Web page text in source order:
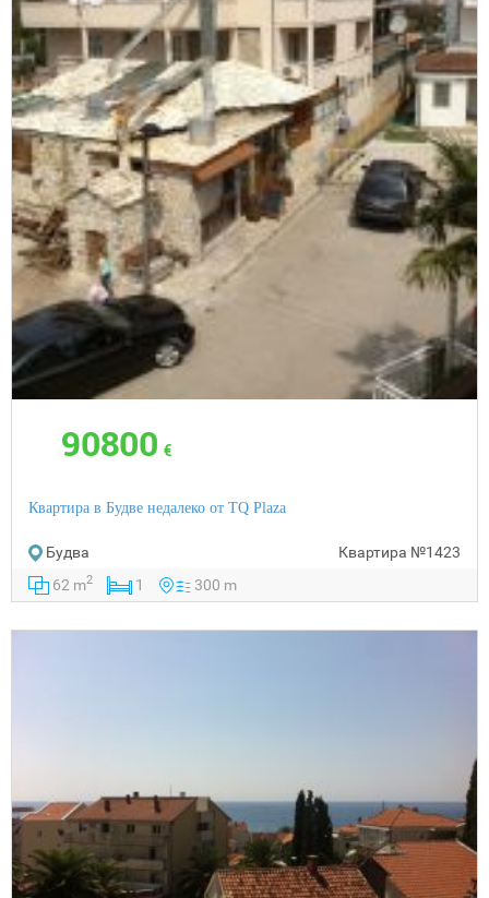
90800 €
Квартира в Будве недалеко от TQ Plaza
Будва Квартира №1423
62 m2 1 300 m